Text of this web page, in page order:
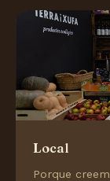
Local
Porque